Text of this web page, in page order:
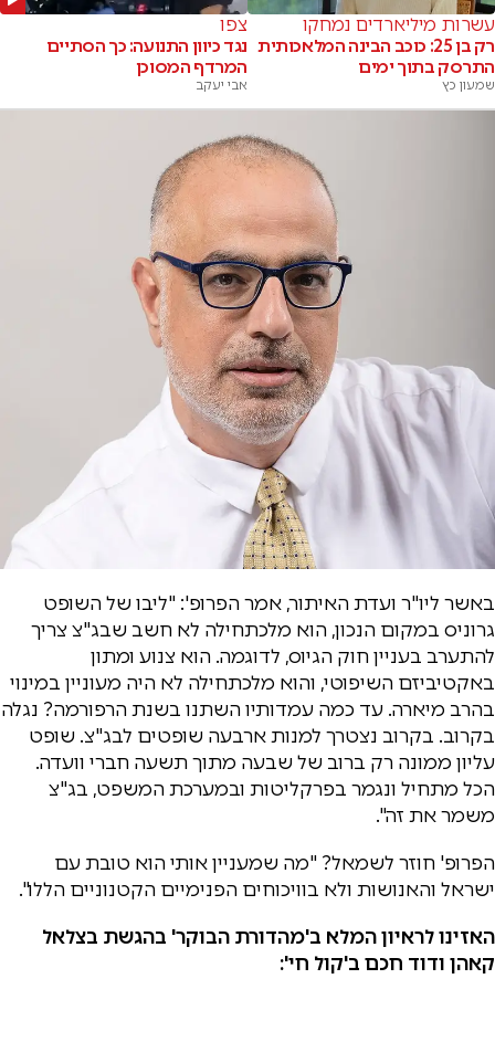
עשרות מיליארדים נמחקו
רק בן 25: כוכב הבינה המלאכותית
התרסק בתוך ימים
שמעון כץ
צפו
נגד כיוון התנועה: כך הסתיים
המרדף המסוכן
אבי יעקב
באשר ליו"ר ועדת האיתור, אמר הפרופ': "ליבו של השופט
גרוניס במקום הנכון, הוא מלכתחילה לא חשב שבג"צ צריך
להתערב בעניין חוק הגיוס, לדוגמה. הוא צנוע ומתון
באקטיביזם השיפוטי, והוא מלכתחילה לא היה מעוניין במינוי
בהרב מיארה. עד כמה עמדותיו השתנו בשנת הרפורמה? נגלה
בקרוב. בקרוב נצטרך למנות ארבעה שופטים לבג"צ. שופט
עליון ממונה רק ברוב של שבעה מתוך תשעה חברי וועדה.
הכל מתחיל ונגמר בפרקליטות ובמערכת המשפט, בג"צ
משמר את זה".
הפרופ' חוזר לשמאל? "מה שמעניין אותי הוא טובת עם
ישראל והאנושות ולא בוויכוחים הפנימיים הקטנוניים הללו".
האזינו לראיון המלא ב'מהדורת הבוקר' בהגשת בצלאל
קאהן ודוד חכם ב'קול חי':